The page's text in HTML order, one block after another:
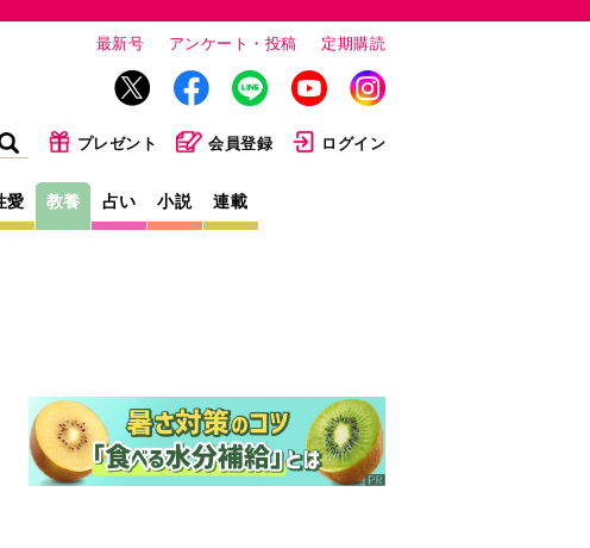
最新号 アンケート・投稿 定期購読
プレゼント 会員登録 ログイン
愛 教養 占い 小説 連載